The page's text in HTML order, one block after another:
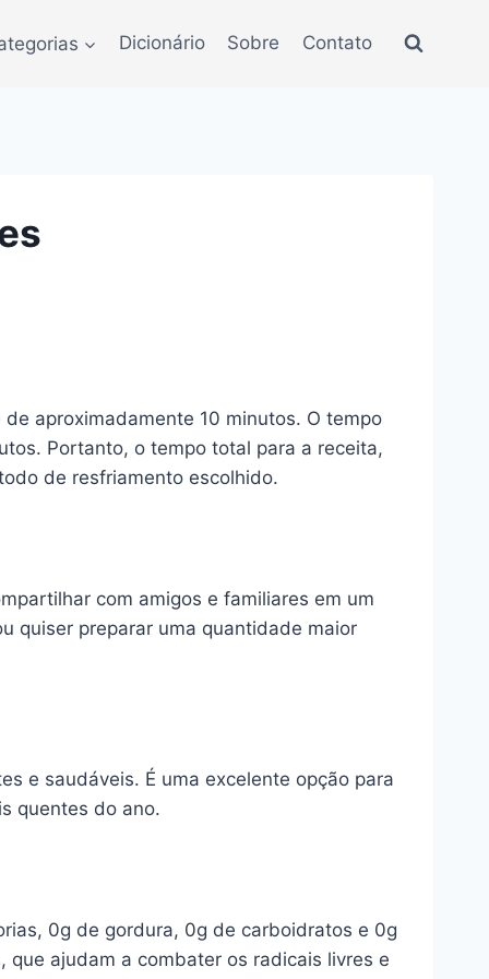
Dicionário Sobre Contato
aproximadamente 10 minutos. O tempo
Portanto, o tempo total para a receita,
de resfriamento escolhido.
com amigos e familiares em um
quiser preparar uma quantidade maior
e saudáveis. É uma excelente opção para
quentes do ano.
0g de gordura, 0g de carboidratos e 0g
ajudam a combater os radicais livres e